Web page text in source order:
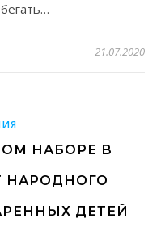
21.07.2020
НАБОРЕ В
НАРОДНОГО
ДЕТЕЙ